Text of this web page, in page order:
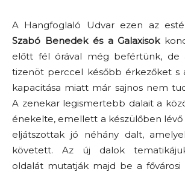
A Hangfoglaló Udvar ezen az
Szabó Benedek és a Galaxisok
előtt fél órával még befértünk, de
tizenöt perccel később érkezőket s
kapacitása miatt már sajnos nem
A zenekar legismertebb dalait a
énekelte, emellett a készülőben
eljátszottak jó néhány dalt,
követett. Az új dalok
oldalát mutatják majd be a fővárosi